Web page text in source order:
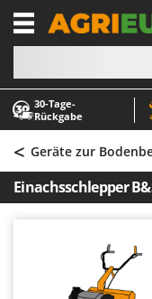
30‑Tage-
Rückgabe
-1
A
Abfüllgeräte
Akku
Akku Gras-
Alu-
A
ABAC
AgriEuro
AgriEuro TOP-
AGT
AL-KO
< Geräte zur
Einachsschlepper